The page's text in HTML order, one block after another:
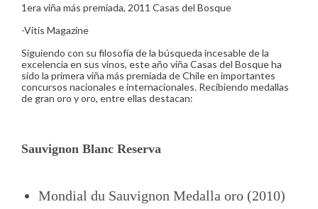
1era viña más premiada, 2011 Casas del Bosque
-Vitis Magazine
Siguiendo con su filosofía de la búsqueda incesable de la
excelencia en sus vinos, este año viña Casas del Bosque ha
sido la primera viña más premiada de Chile en importantes
concursos nacionales e internacionales. Recibiendo medallas
de gran oro y oro, entre ellas destacan:
Sauvignon Blanc Reserva
Mondial du Sauvignon Medalla oro (2010)